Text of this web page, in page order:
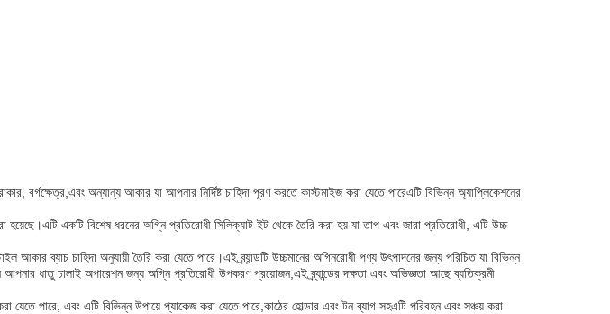
বর্গক্ষেত্র,এবং অন্যান্য আকার যা আপনার নির্দিষ্ট চাহিদা পূরণ করতে কাস্টমাইজ করা যেতে পারেএটি বিভিন্ন অ্যাপ্লিকেশনের
একটি বিশেষ ধরনের অগ্নি প্রতিরোধী সিলিক্যাট ইট থেকে তৈরি করা হয় যা তাপ এবং জারা প্রতিরোধী, এটি উচ্চ
আকার ব্যাচ চাহিদা অনুযায়ী তৈরি করা যেতে পারে।এই ব্র্যান্ডটি উচ্চমানের অগ্নিরোধী পণ্য উৎপাদনের জন্য পরিচিত যা বিভিন্ন
ধাতু ঢালাই অপারেশন জন্য অগ্নি প্রতিরোধী উপকরণ প্রয়োজন,এই ব্র্যান্ডের দক্ষতা এবং অভিজ্ঞতা আছে ব্যতিক্রমী
যেতে পারে, এবং এটি বিভিন্ন উপায়ে প্যাকেজ করা যেতে পারে,কাঠের হোল্ডার এবং টন ব্যাগ সহএটি পরিবহন এবং সঞ্চয় করা